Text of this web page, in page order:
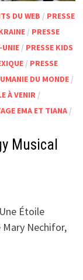
DU WEB / PRESSE
/ PRESSE
UNIE/ PRESSE KIDS
/ PRESSE
DU MONDE/
À VENIR/
EMA ET TIANA/
Musical
Étoile
Nechifor,